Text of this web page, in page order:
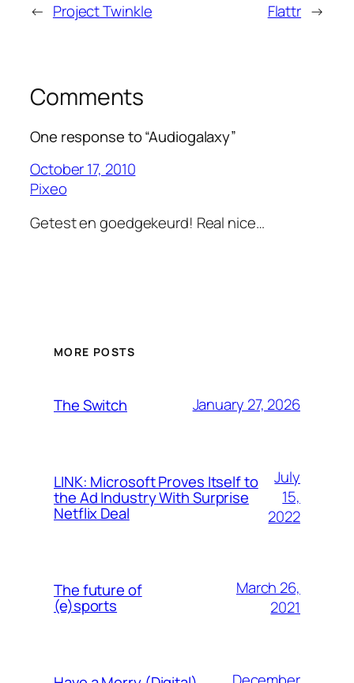
← Project Twinkle Flattr →
Comments
One response to “Audiogalaxy”
October 17, 2010
Pixeo
Getest en goedgekeurd! Real nice…
MORE POSTS
The Switch January 27, 2026
LINK: Microsoft Proves Itself to
the Ad Industry With Surprise
Netflix Deal
July
15,
2022
The future of
(e)sports
March 26,
2021